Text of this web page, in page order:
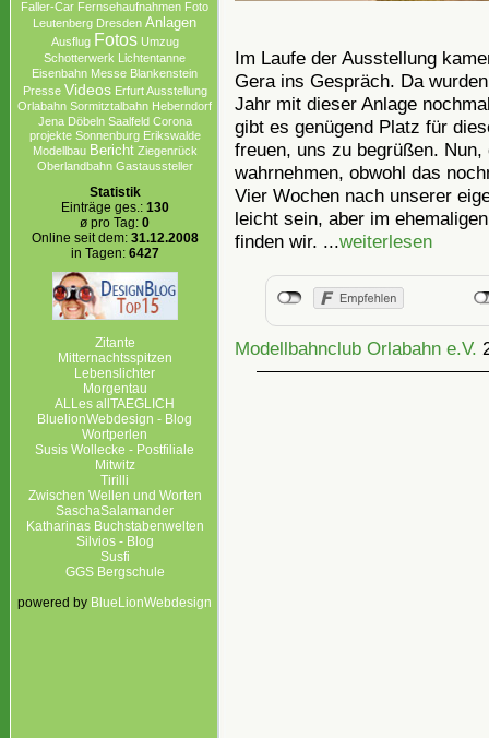
Faller-Car Fernsehaufnahmen Foto
Leutenberg Dresden Anlagen
Ausflug Fotos Umzug
Schotterwerk Lichtentanne
Eisenbahn Messe Blankenstein
Presse Videos Erfurt Ausstellung
Orlabahn Sormitztalbahn Heberndorf
Jena Döbeln Saalfeld Corona
projekte Sonnenburg Erikswalde
Modellbau Bericht Ziegenrück
Oberlandbahn Gastaussteller
Statistik
Einträge ges.: 130
ø pro Tag: 0
Online seit dem: 31.12.2008
in Tagen: 6427
Zitante
Mitternachtsspitzen
Lebenslichter
Morgentau
ALLes allTAEGLICH
BluelionWebdesign - Blog
Wortperlen
Susis Wollecke - Postfiliale
Mitwitz
Tirilli
Zwischen Wellen und Worten
SaschaSalamander
Katharinas Buchstabenwelten
Silvios - Blog
Susfi
GGS Bergschule
powered by BlueLionWebdesign
Im Laufe der Ausstellung
Gera ins Gespräch. Da
Jahr mit dieser Anlage
gibt es genügend Platz für
freuen, uns zu begrüßen.
wahrnehmen, obwohl das
Vier Wochen nach unserer
leicht sein, aber im
finden wir. ...weiterlesen
Modellbahnclub Orlabahn e.V.